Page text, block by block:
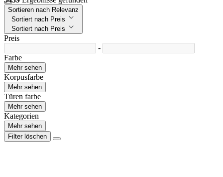
Sortieren nach Relevanz
Sortiert nach Preis
Sortiert nach Preis
Preis
-
Farbe
Mehr sehen
Korpusfarbe
Mehr sehen
Türen farbe
Mehr sehen
Kategorien
Mehr sehen
Filter löschen